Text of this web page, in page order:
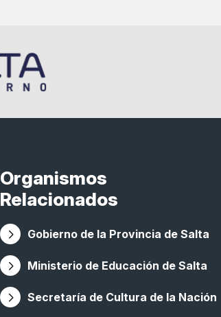
Organismos
Relacionados
Gobierno de la Provincia de Salta
Ministerio de Educación de Salta
Secretaría de Cultura de la Nación